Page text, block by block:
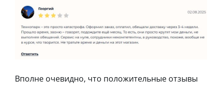
Вполне очевидно, что положительные отзывы